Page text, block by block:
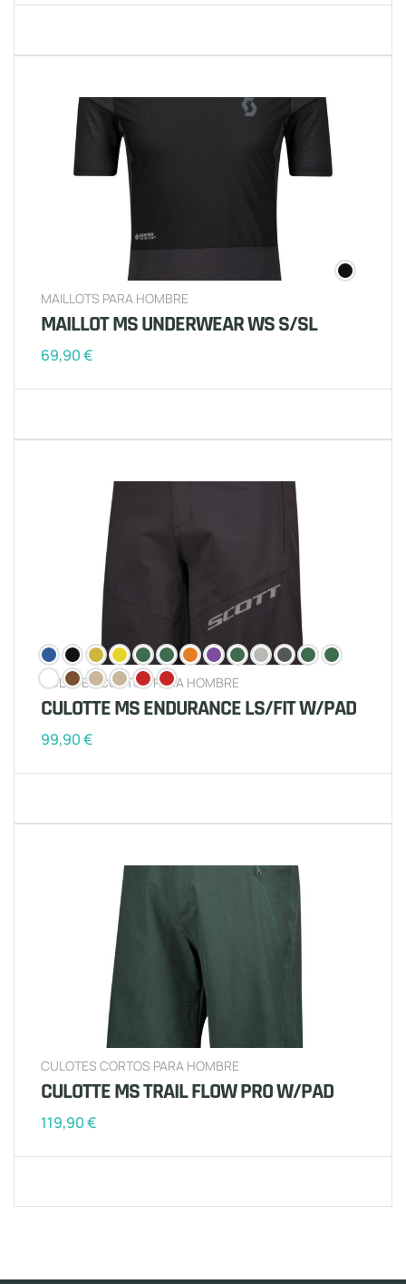
MAILLOTS PARA HOMBRE
MAILLOT MS UNDERWEAR WS S/SL
69,90€
CULOTES CORTOS PARA HOMBRE
CULOTTE MS ENDURANCE LS/FIT W/PAD
99,90€
CULOTES CORTOS PARA HOMBRE
CULOTTE MS TRAIL FLOW PRO W/PAD
119,90€